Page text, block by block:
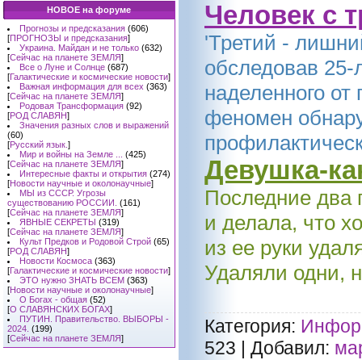
НОВОЕ на форуме
Прогнозы и предсказания (606)
[ПРОГНОЗЫ и предсказания]
Украина. Майдан и не только (632)
[Сейчас на планете ЗЕМЛЯ]
Все о Луне и Солнце (687)
[Галактические и космические новости]
Важная информация для всех (363)
[Сейчас на планете ЗЕМЛЯ]
Родовая Трансформация (92)
[РОД СЛАВЯН]
Значения разных слов и выражений
(60)
[Русский язык. ]
Мир и войны на Земле ...
(425)
[Сейчас на планете ЗЕМЛЯ]
Интересные факты и открытия (274)
[Новости научные и околонаучные]
МЫ из СССР. Угрозы
существованию РОССИИ. (161)
[Сейчас на планете ЗЕМЛЯ]
ЯВНЫЕ СЕКРЕТЫ (319)
[Сейчас на планете ЗЕМЛЯ]
Культ Предков и Родовой Строй (65)
[РОД СЛАВЯН]
Новости Космоса (363)
[Галактические и космические новости]
ЭТО нужно ЗНАТЬ ВСЕМ (363)
[Новости научные и околонаучные]
О Богах - общая (52)
[О СЛАВЯНСКИХ БОГАХ]
ПУТИН. Правительство. ВЫБОРЫ -
2024. (199)
[Сейчас на планете ЗЕМЛЯ]
Человек с
'Третий -
обследовав 25-
наделенного
феномен
Девушка-
Последние два
и делала, что
из ее руки
Удаляли одни,
Категория:
523
Добавил: